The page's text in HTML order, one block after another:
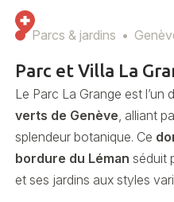
Parcs & jardins
Parc et Villa La
Le Parc La Grange est l’un
verts de Genève, alliant
splendeur botanique. Ce
bordure du Léman séduit
et ses jardins aux styles